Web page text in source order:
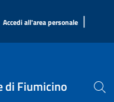
Accedi all'area personale |
di Fiumicino